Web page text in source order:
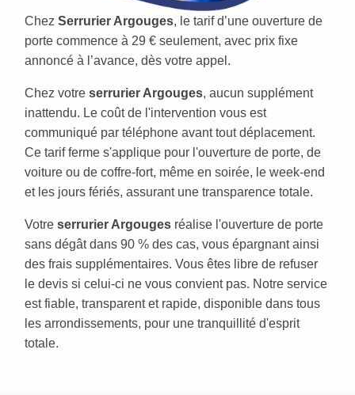
Chez Serrurier Argouges, le tarif d’une ouverture de
porte commence à 29 € seulement, avec prix fixe
annoncé à l’avance, dès votre appel.
Chez votre serrurier Argouges, aucun supplément
inattendu. Le coût de l'intervention vous est
communiqué par téléphone avant tout déplacement.
Ce tarif ferme s'applique pour l'ouverture de porte, de
voiture ou de coffre-fort, même en soirée, le week-end
et les jours fériés, assurant une transparence totale.
Votre serrurier Argouges réalise l'ouverture de porte
sans dégât dans 90 % des cas, vous épargnant ainsi
des frais supplémentaires. Vous êtes libre de refuser
le devis si celui-ci ne vous convient pas. Notre service
est fiable, transparent et rapide, disponible dans tous
les arrondissements, pour une tranquillité d'esprit
totale.